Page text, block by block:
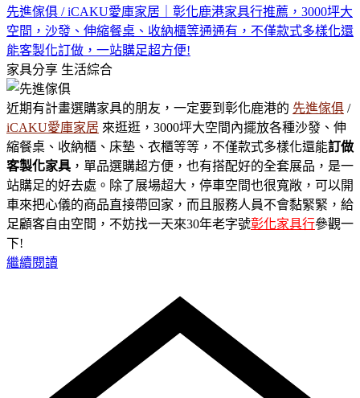
先進傢俱 / iCAKU愛庫家居｜彰化鹿港家具行推薦，3000坪大
空間，沙發、伸縮餐桌、收納櫃等通通有，不僅款式多樣化還
能客製化訂做，一站購足超方便!
家具分享 生活綜合
近期有計畫選購家具的朋友，一定要到彰化鹿港的 先進傢俱 /
iCAKU愛庫家居 來逛逛，3000坪大空間內擺放各種沙發、伸
縮餐桌、收納櫃、床墊、衣櫃等等，不僅款式多樣化還能訂做
客製化家具 ，單品選購超方便，也有搭配好的全套展品，是一
站購足的好去處。除了展場超大，停車空間也很寬敞，可以開
車來把心儀的商品直接帶回家，而且服務人員不會黏緊緊，給
足顧客自由空間，不妨找一天來30年老字號彰化家具行參觀一
下!
繼續閱讀